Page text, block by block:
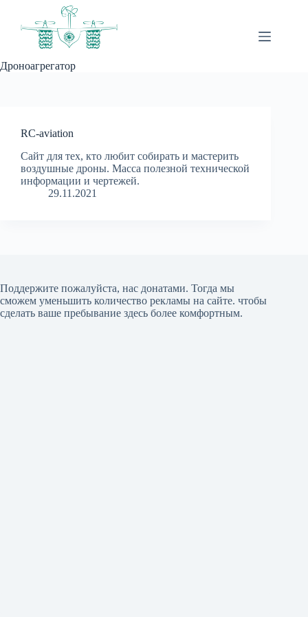
Дроноагрегатор
RC-aviation
Сайт для тех, кто любит собирать и мастерить
воздушные дроны. Масса полезной технической
информации и чертежей.
29.11.2021
Поддержите пожалуйста, нас донатами. Тогда мы
сможем уменьшить количество рекламы на сайте. чтобы
сделать ваше пребывание здесь более комфортным.